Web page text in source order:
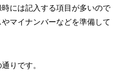
には記入する項目が多いので
マイナンバーなどを準備して
りです。